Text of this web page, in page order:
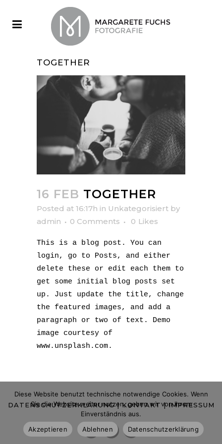
TOGETHER
16 FEB TOGETHER
Posted at 16:17h in Unkategorisiert by
admin
0 Comments 0 Likes
This is a blog post. You can
login, go to Posts, and either
delete these or edit each them to
get some initial blog posts set
up. Just update the title, change
the featured images, and add a
paragraph or two of text. Demo
image courtesy of
www.unsplash.com.
DATENSCHUTZERKLÄRUNG|KONTAKT|IMPRESSUM
Diese Website benutzt technische notwendige Cookies. Wenn
Sie die Website weiter nutzen, gehen wir von Ihrem
Einverständnis aus.
Akzeptieren
Ablehnen Datenschutzerklärung